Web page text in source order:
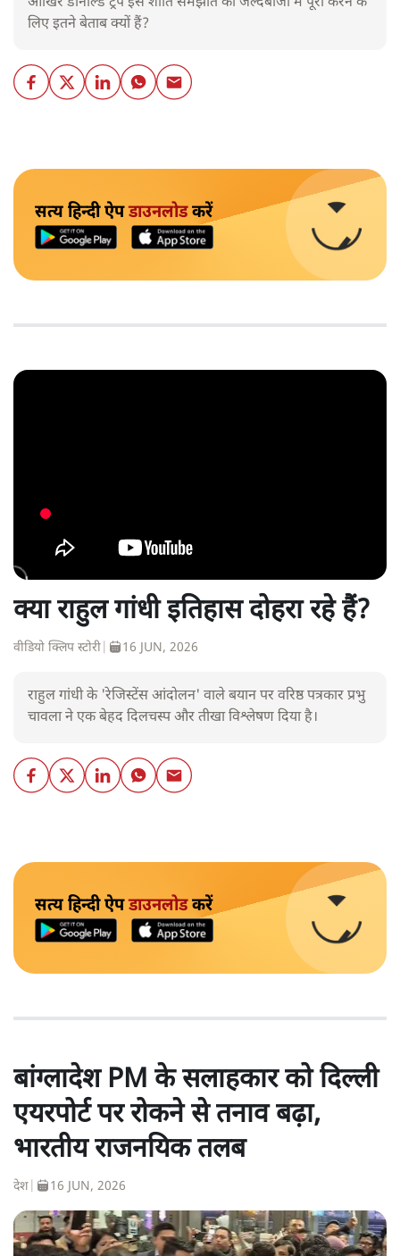
लिए इतने बेताब क्यों हैं?
सत्य हिन्दी ऐपडाउनलोडकरें
क्या राहुल गांधी इतिहास दोहरा रहे हैं?
वीडियो क्लिप स्टोरी 16 JUN, 2026
राहुल गांधी के 'रेजिस्टेंस आंदोलन' वाले बयान पर वरिष्ठ पत्रकार प्रभु
चावला ने एक बेहद दिलचस्प और तीखा विश्लेषण दिया है।
सत्य हिन्दी ऐपडाउनलोडकरें
बांग्लादेश PM के सलाहकार को दिल्ली
एयरपोर्ट पर रोकने से तनाव बढ़ा,
भारतीय राजनयिक तलब
देश 16 JUN, 2026